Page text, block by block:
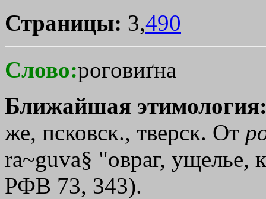
Страницы: 3,490
Слово:роговиґна
Ближайшая
же, псковск., тверск. От
ra~guva§ "овраг, ущелье,
РФВ 73, 343).